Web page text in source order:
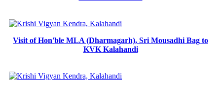
Visit of Hon'ble MLA (Dharmagarh), Sri Mousadhi Bag to
KVK Kalahandi